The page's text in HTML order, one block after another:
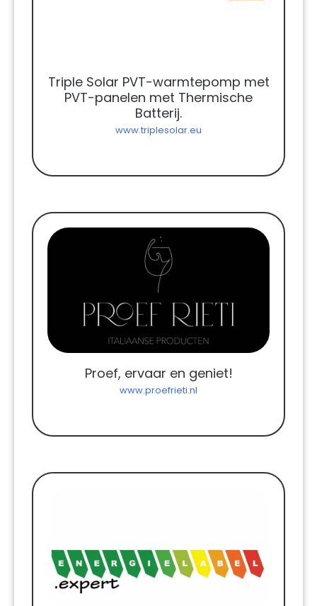
Triple Solar PVT-warmtepomp met
PVT-panelen met Thermische
Batterij.
www.triplesolar.eu
Proef, ervaar en geniet!
www.proefrieti.nl